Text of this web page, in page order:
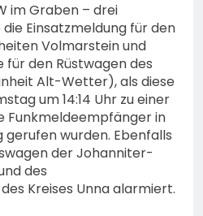
im Graben – drei
Einsatzmeldung für den
Volmarstein und
den Rüstwagen des
Alt-Wetter), als diese
um 14:14 Uhr zu einer
Funkmeldeempfänger in
wurden. Ebenfalls
der Johanniter-
des
Kreises Unna alarmiert.